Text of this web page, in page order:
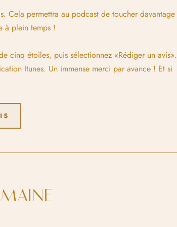
Cela permettra au podcast de toucher davantage
à plein temps !
cinq étoiles, puis sélectionnez «Rédiger un avis».
Itunes. Un immense merci par avance ! Et si